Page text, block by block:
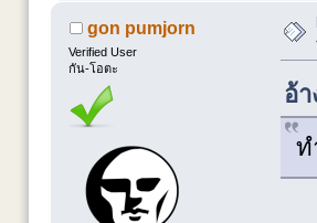
gon pumjorn
Verified User
กัน-โอตะ
อ้
ท